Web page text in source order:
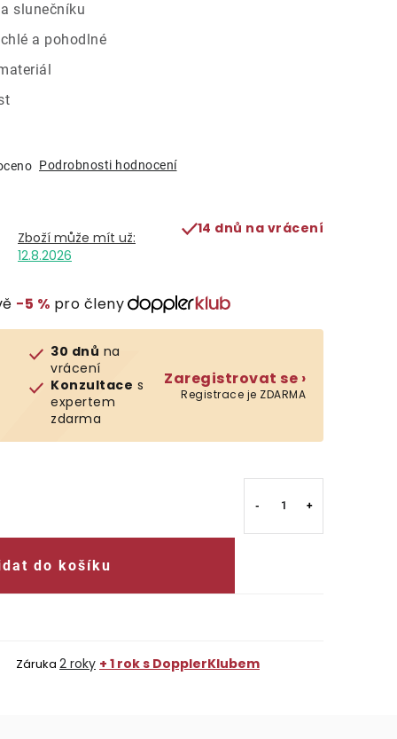
slunečníku
a pohodlné
Podrobnosti hodnocení
12.8.2026
14 dnů na vrácení
−5 % pro členy
30 dnů na
vrácení
Konzultace s
expertem
zdarma
Zaregistrovat se ›
Registrace je ZDARMA
do košíku
Záruka 2 roky + 1 rok s DopplerKlubem